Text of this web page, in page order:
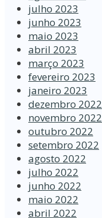
julho 2023
junho 2023
maio 2023
abril 2023
março 2023
fevereiro 2023
janeiro 2023
dezembro 2022
novembro 2022
outubro 2022
setembro 2022
agosto 2022
julho 2022
junho 2022
maio 2022
abril 2022